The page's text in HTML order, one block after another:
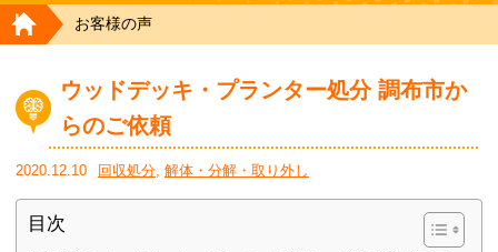
HOME
お客様の声
ウッドデッキ・プランター処分 調布市か
らのご依頼
2020.12.10 回収処分, 解体・分解・取り外し
目次